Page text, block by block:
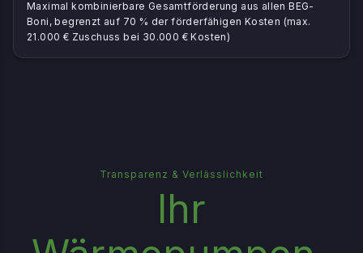
Maximal kombinierbare Gesamtförderung aus allen BEG-
Boni, begrenzt auf 70 % der förderfähigen Kosten (max.
21.000 € Zuschuss bei 30.000 € Kosten)
Transparenz & Verlässlichkeit
Ihr